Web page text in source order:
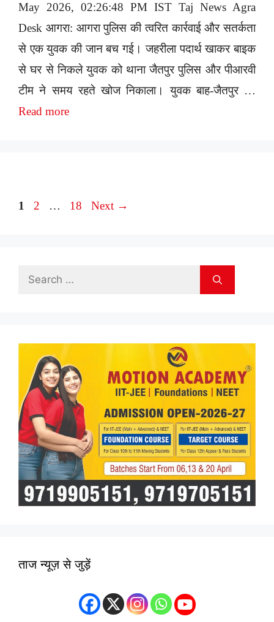
May 2026, 02:26:48 PM IST Taj News Agra
Desk आगरा: आगरा पुलिस की त्वरित कार्रवाई और सतर्कता
से एक युवक की जान बच गई। जहरीला पदार्थ खाकर बाइक
से घर से निकले युवक को थाना जैतपुर पुलिस और पीआरवी
टीम ने समय रहते खोज निकाला। युवक बाह-जैतपुर …
Read more
Page
1 Page
2 … Page
18 Next →
Search
ताज न्यूज़ से जुड़ें